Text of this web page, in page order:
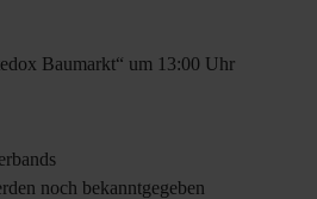
Baumarkt“ um 13:00 Uhr
noch bekanntgegeben